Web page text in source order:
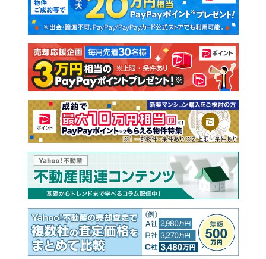
新築一戸建て 中古一戸建て
注文住宅 土地
売却査定